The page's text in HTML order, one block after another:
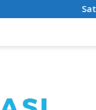
Satelit Lampung AI